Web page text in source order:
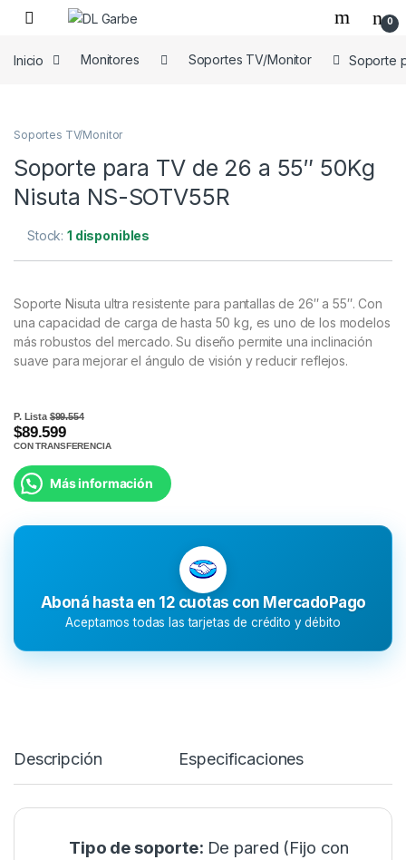
0
Inicio Monitores Soportes TV/Monitor Soporte
Soportes TV/Monitor
Soporte para TV de 26 a 55″ 50Kg
Nisuta NS-SOTV55R
Stock:1 disponibles
Soporte Nisuta ultra resistente para pantallas de 26″ a 55″. Con
una capacidad de carga de hasta 50 kg, es uno de los modelos
más robustos del mercado. Su diseño permite una inclinación
suave para mejorar el ángulo de visión y reducir reflejos.
P. Lista$99.554
$89.599
CON TRANSFERENCIA
Más información
Aboná hasta en 12 cuotas con MercadoPago
Aceptamos todas las tarjetas de crédito y débito
Descripción Especificaciones
Tipo de soporte: De pared (Fijo con